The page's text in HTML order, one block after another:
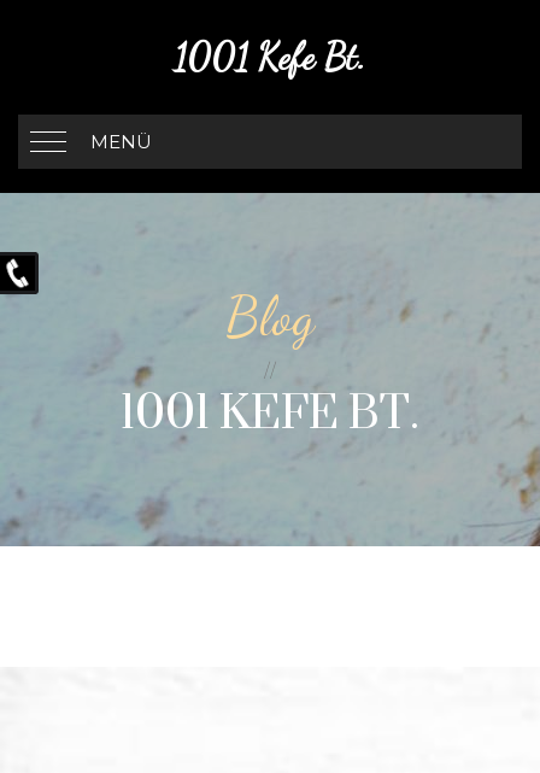
1001 Kefe Bt.
MENÜ
Blog
//
1001 KEFE BT.